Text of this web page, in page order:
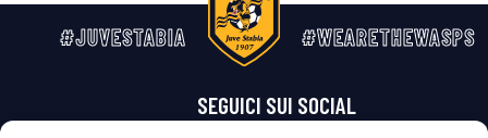
#JUVESTABIA #WEARETHEWASPS
SEGUICI SUI SOCIAL